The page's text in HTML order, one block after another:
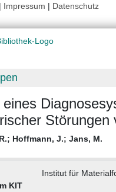
| Impressum | Datenschutz
Störungen
; Hoffmann, J.; Jans, M.
KIT
Institut für